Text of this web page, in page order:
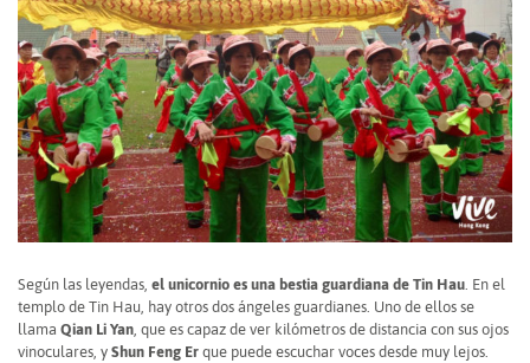
Según las leyendas, el unicornio es una bestia guardiana de Tin Hau. En el
templo de Tin Hau, hay otros dos ángeles guardianes. Uno de ellos se
llama Qian Li Yan, que es capaz de ver kilómetros de distancia con sus ojos
vinoculares, y Shun Feng Er que puede escuchar voces desde muy lejos.